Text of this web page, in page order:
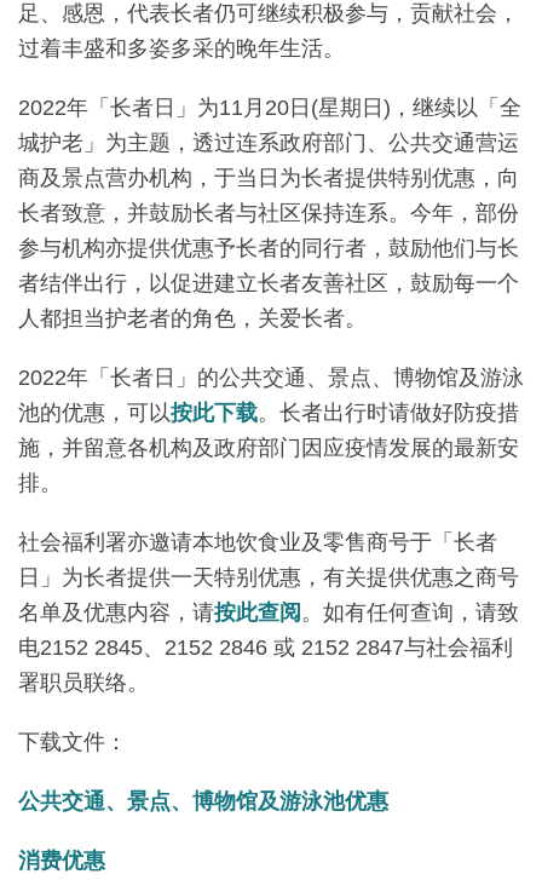
足、感恩，代表长者仍可继续积极参与，贡献社会，
过着丰盛和多姿多采的晚年生活。
2022年「长者日」为11月20日(星期日)，继续以「全
城护老」为主题，透过连系政府部门、公共交通营运
商及景点营办机构，于当日为长者提供特别优惠，向
长者致意，并鼓励长者与社区保持连系。今年，部份
参与机构亦提供优惠予长者的同行者，鼓励他们与长
者结伴出行，以促进建立长者友善社区，鼓励每一个
人都担当护老者的角色，关爱长者。
2022年「长者日」的公共交通、景点、博物馆及游泳
池的优惠，可以按此下载。长者出行时请做好防疫措
施，并留意各机构及政府部门因应疫情发展的最新安
排。
社会福利署亦邀请本地饮食业及零售商号于「长者
日」为长者提供一天特别优惠，有关提供优惠之商号
名单及优惠内容，请按此查阅 。如有任何查询，请致
电2152 2845、2152 2846 或 2152 2847与社会福利
署职员联络。
下载文件：
公共交通、景点、博物馆及游泳池优惠
消费优惠